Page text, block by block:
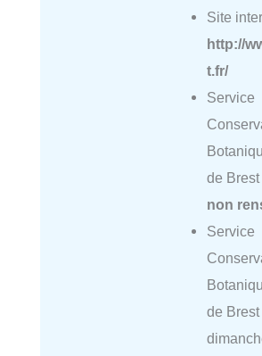
Site
http://
t.fr/
Service
de
non
Service
de